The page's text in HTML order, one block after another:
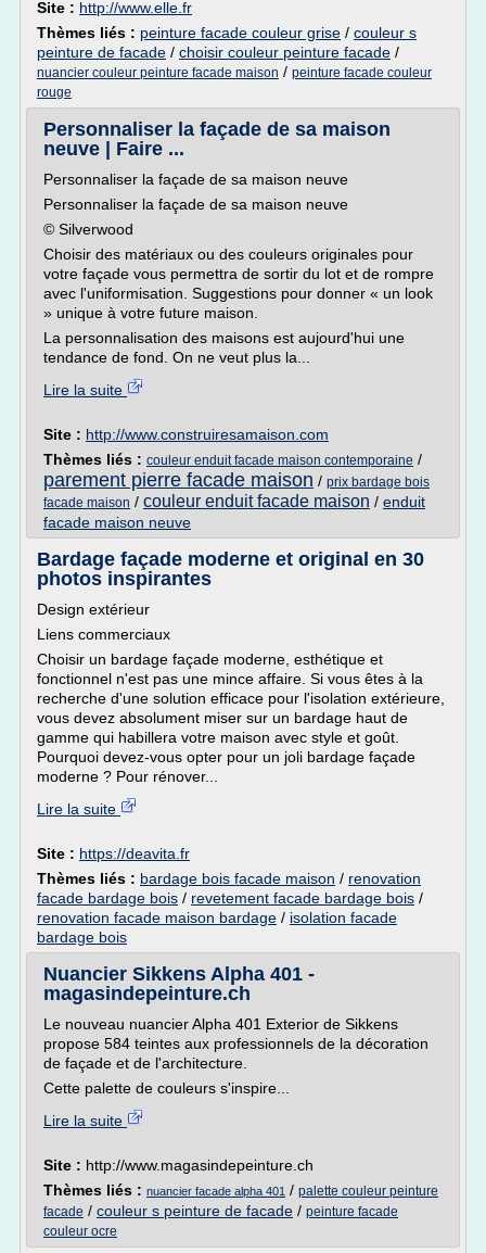
Site : http://www.elle.fr
Thèmes liés : peinture facade couleur grise / couleur s
peinture de facade / choisir couleur peinture facade /
nuancier couleur peinture facade maison / peinture facade couleur
rouge
Personnaliser la façade de sa maison
neuve | Faire ...
Personnaliser la façade de sa maison neuve
Personnaliser la façade de sa maison neuve
© Silverwood
Choisir des matériaux ou des couleurs originales pour
votre façade vous permettra de sortir du lot et de rompre
avec l'uniformisation. Suggestions pour donner « un look
» unique à votre future maison.
La personnalisation des maisons est aujourd'hui une
tendance de fond. On ne veut plus la...
Lire la suite
Site : http://www.construiresamaison.com
Thèmes liés : couleur enduit facade maison contemporaine /
parement pierre facade maison / prix bardage bois
facade maison / couleur enduit facade maison / enduit
facade maison neuve
Bardage façade moderne et original en 30
photos inspirantes
Design extérieur
Liens commerciaux
Choisir un bardage façade moderne, esthétique et
fonctionnel n'est pas une mince affaire. Si vous êtes à la
recherche d'une solution efficace pour l'isolation extérieure,
vous devez absolument miser sur un bardage haut de
gamme qui habillera votre maison avec style et goût.
Pourquoi devez-vous opter pour un joli bardage façade
moderne ? Pour rénover...
Lire la suite
Site : https://deavita.fr
Thèmes liés : bardage bois facade maison / renovation
facade bardage bois / revetement facade bardage bois /
renovation facade maison bardage / isolation facade
bardage bois
Nuancier Sikkens Alpha 401 -
magasindepeinture.ch
Le nouveau nuancier Alpha 401 Exterior de Sikkens
propose 584 teintes aux professionnels de la décoration
de façade et de l'architecture.
Cette palette de couleurs s'inspire...
Lire la suite
Site : http://www.magasindepeinture.ch
Thèmes liés : nuancier facade alpha 401 / palette couleur peinture
facade / couleur s peinture de facade / peinture facade
couleur ocre